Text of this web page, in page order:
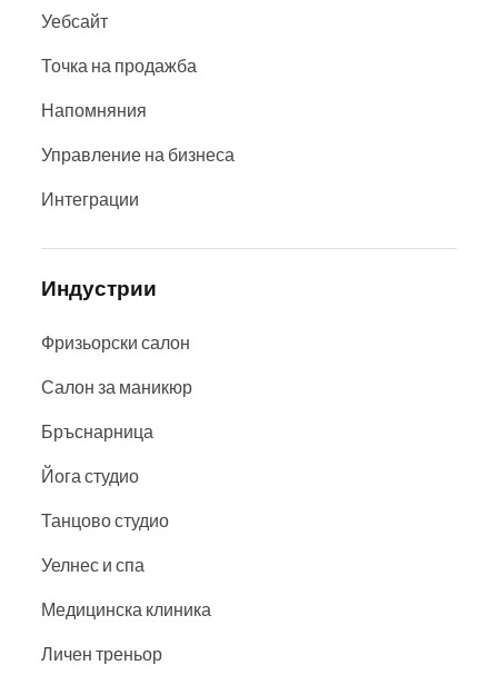
Уебсайт
Точка на продажба
Напомняния
Управление на бизнеса
Интеграции
Индустрии
Фризьорски салон
Салон за маникюр
Бръснарница
Йога студио
Танцово студио
Уелнес и спа
Медицинска клиника
Личен треньор